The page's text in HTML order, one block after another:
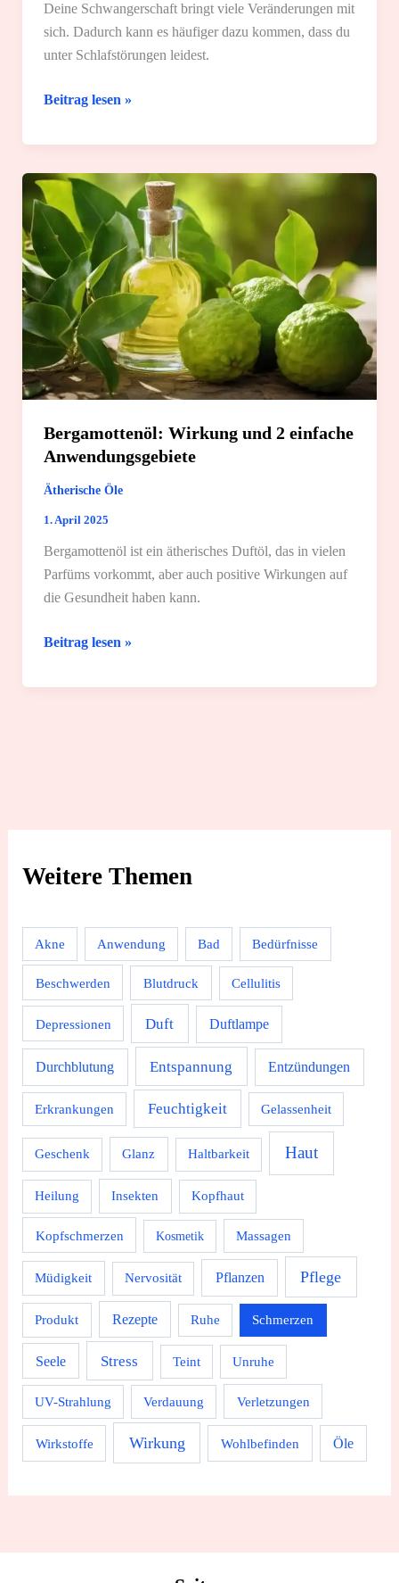
Weitere Themen
Akne Anwendung Bad Bedürfnisse
Beschwerden Blutdruck Cellulitis
Depressionen Duft Duftlampe
Durchblutung Entspannung Entzündungen
Erkrankungen Feuchtigkeit Gelassenheit
Geschenk Glanz Haltbarkeit Haut
Heilung Insekten Kopfhaut
Kopfschmerzen Kosmetik Massagen
Müdigkeit Nervosität Pflanzen Pflege
Produkt Rezepte Ruhe Schmerzen
Seele Stress Teint Unruhe
UV-Strahlung Verdauung Verletzungen
Wirkstoffe Wirkung Wohlbefinden Öle
Deine Schwangerschaft bringt viele Veränderungen mit
sich. Dadurch kann es häufiger dazu kommen, dass du
unter Schlafstörungen leidest.
Schlafstörungen
der
8
hilfreiche
Tipps
Beitrag lesen »
Bergamottenöl: Wirkung und 2 einfache
Anwendungsgebiete
Ätherische Öle
1. April 2025
Bergamottenöl ist ein ätherisches Duftöl, das in vielen
Parfüms vorkommt, aber auch positive Wirkungen auf
die Gesundheit haben kann.
Bergamottenöl:
und
Beitrag lesen »